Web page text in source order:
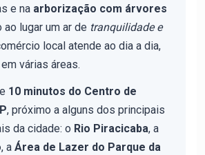
e na arborização com árvores
ao lugar um ar de tranquilidade e
local atende ao dia a dia,
várias áreas.
10 minutos do Centro de
, próximo a alguns dos principais
da cidade: o Rio Piracicaba, a
, a Área de Lazer do Parque da